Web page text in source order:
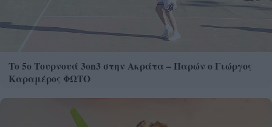
Το 5ο Τουρνουά 3on3 στην Ακράτα – Παρών ο Γιώργος
Καραμέρος ΦΩΤΟ